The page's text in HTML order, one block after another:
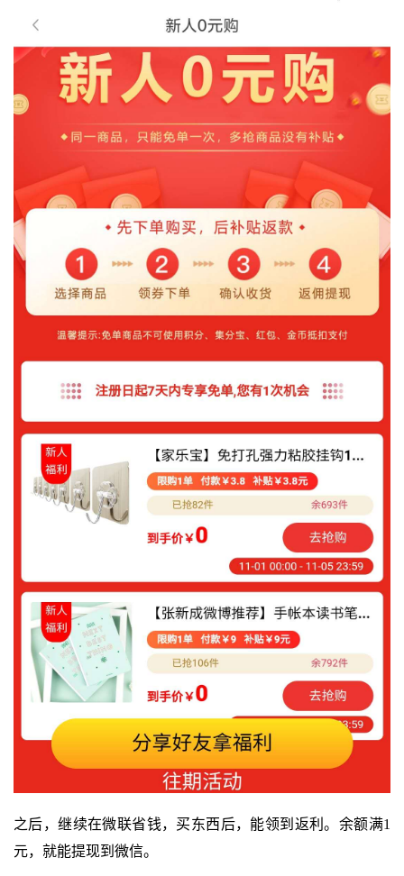
之后，继续在微联省钱，买东西后，能领到返利。余额满1
元，就能提现到微信。